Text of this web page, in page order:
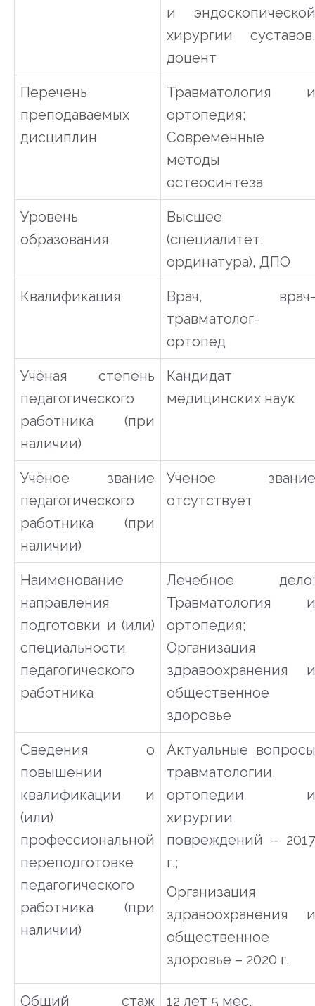
и эндоскопической
хирургии суставов,
доцент
Перечень
преподаваемых
дисциплин
Травматология и
ортопедия;
Современные
методы
остеосинтеза
Уровень
образования
Высшее
(специалитет,
ординатура), ДПО
Квалификация
Врач, врач-
травматолог-
ортопед
Учёная степень
педагогического
работника (при
наличии)
Кандидат
медицинских наук
Учёное звание
педагогического
работника (при
наличии)
Ученое звание
отсутствует
Наименование
направления
подготовки и (или)
специальности
педагогического
работника
Лечебное дело;
Травматология и
ортопедия;
Организация
здравоохранения и
общественное
здоровье
Сведения о
повышении
квалификации и
(или)
профессиональной
переподготовке
педагогического
работника (при
наличии)
Актуальные вопросы
травматологии,
ортопедии и
хирургии
повреждений – 2017
г.;
Организация
здравоохранения и
общественное
здоровье – 2020 г.
Общий стаж 12 лет 5 мес.